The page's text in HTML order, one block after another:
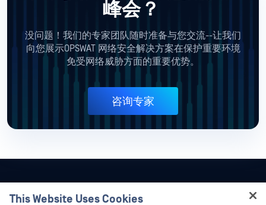
峰会？
没问题！我们的专家团队随时准备与您交流--让我们
向您展示OPSWAT 网络安全解决方案在保护重要环境
免受网络威胁方面的重要优势。
咨询专家
This Website Uses Cookies